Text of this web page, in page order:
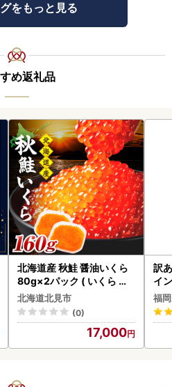
をもっと見る
め返礼品
北海道産 秋鮭 醤油いくら
80g×2パック ( いくら イ
クラ 魚卵 鮭 サケ さけ 鮭い
くら 醤油漬け パック 北海
道産 ふるさと納税 秋鮭 )【
北海道北見市
(0)
17,000
訳
イ
福